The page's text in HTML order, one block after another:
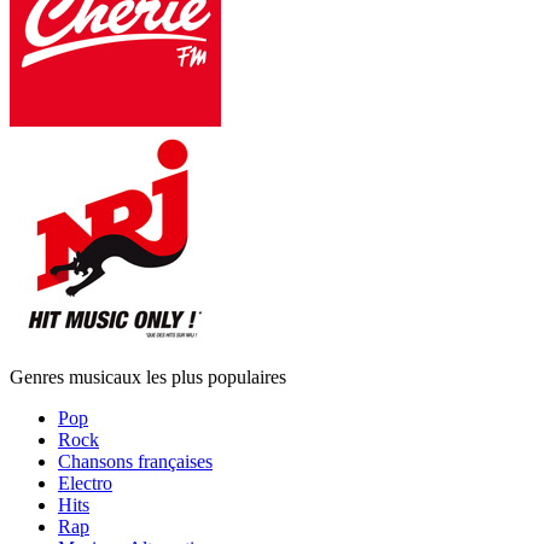
Genres musicaux les plus populaires
Pop
Rock
Chansons françaises
Electro
Hits
Rap